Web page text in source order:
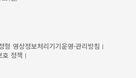
형 영상정보처리기기운영·관리방침
호 정책